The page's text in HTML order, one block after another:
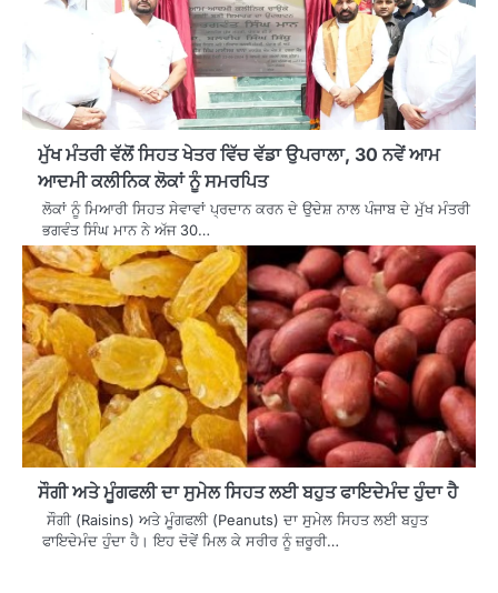
ਮੁੱਖ ਮੰਤਰੀ ਵੱਲੋਂ ਸਿਹਤ ਖੇਤਰ ਵਿੱਚ ਵੱਡਾ ਉਪਰਾਲਾ, 30 ਨਵੇਂ ਆਮ
ਆਦਮੀ ਕਲੀਨਿਕ ਲੋਕਾਂ ਨੂੰ ਸਮਰਪਿਤ
ਲੋਕਾਂ ਨੂੰ ਮਿਆਰੀ ਸਿਹਤ ਸੇਵਾਵਾਂ ਪ੍ਰਦਾਨ ਕਰਨ ਦੇ ਉਦੇਸ਼ ਨਾਲ ਪੰਜਾਬ ਦੇ ਮੁੱਖ ਮੰਤਰੀ
ਭਗਵੰਤ ਸਿੰਘ ਮਾਨ ਨੇ ਅੱਜ 30…
ਸੌਗੀ ਅਤੇ ਮੂੰਗਫਲੀ ਦਾ ਸੁਮੇਲ ਸਿਹਤ ਲਈ ਬਹੁਤ ਫਾਇਦੇਮੰਦ ਹੁੰਦਾ ਹੈ
ਸੌਗੀ (Raisins) ਅਤੇ ਮੂੰਗਫਲੀ (Peanuts) ਦਾ ਸੁਮੇਲ ਸਿਹਤ ਲਈ ਬਹੁਤ
ਫਾਇਦੇਮੰਦ ਹੁੰਦਾ ਹੈ। ਇਹ ਦੋਵੇਂ ਮਿਲ ਕੇ ਸਰੀਰ ਨੂੰ ਜ਼ਰੂਰੀ…